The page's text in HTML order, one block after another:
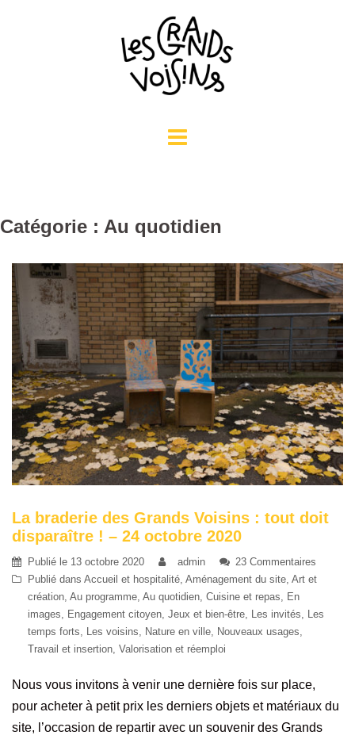
Catégorie : Au quotidien
La braderie des Grands Voisins : tout doit
disparaître ! – 24 octobre 2020
Publié le 13 octobre 2020 admin
23 Commentaires
Publié dans Accueil et hospitalité Aménagement du site Art et
création Au programme Au quotidien Cuisine et repas
En
images
Engagement citoyen Jeux et bien-être Les invités
Les
temps forts
Les voisins Nature en ville Nouveaux usages
Travail et insertion Valorisation et réemploi
Nous vous invitons à venir une dernière fois sur place,
pour acheter à petit prix les derniers objets et matériaux du
site, l’occasion de repartir avec un souvenir des Grands